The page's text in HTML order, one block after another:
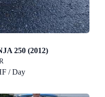
250 (2012)
/ Day